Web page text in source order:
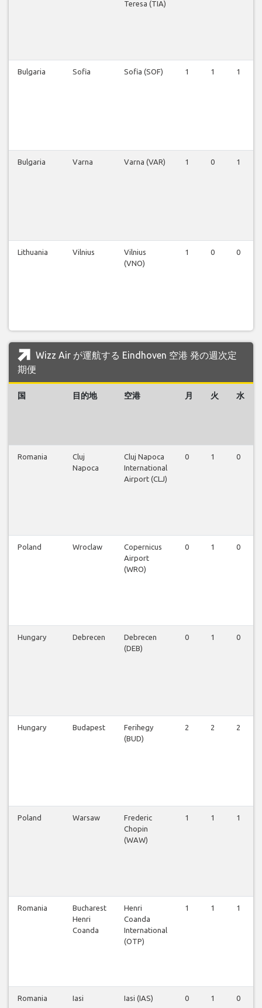
Teresa (TIA)
Bulgaria Sofia Sofia (SOF) 1 1 1
Bulgaria Varna Varna (VAR) 1 0 1
Lithuania Vilnius
Vilnius
(VNO)
1 0 0
Wizz Air が運航する Eindhoven 空港 発の週次定
期便
国 目的地 空港 月 火 水
Romania
Cluj
Napoca
Cluj Napoca
International
Airport (CLJ)
0 1 0
Poland Wroclaw
Copernicus
Airport
(WRO)
0 1 0
Hungary Debrecen
Debrecen
(DEB)
0 1 0
Hungary Budapest
Ferihegy
(BUD)
2 2 2
Poland Warsaw
Frederic
Chopin
(WAW)
1 1 1
Romania
Bucharest
Henri
Coanda
Henri
Coanda
International
(OTP)
1 1 1
Romania Iasi Iasi (IAS) 0 1 0